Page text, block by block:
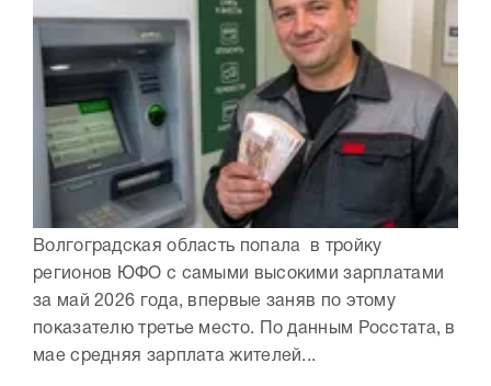
Волгоградская область попала в тройку
регионов ЮФО с самыми высокими зарплатами
за май 2026 года, впервые заняв по этому
показателю третье место. По данным Росстата, в
мае средняя зарплата жителей...